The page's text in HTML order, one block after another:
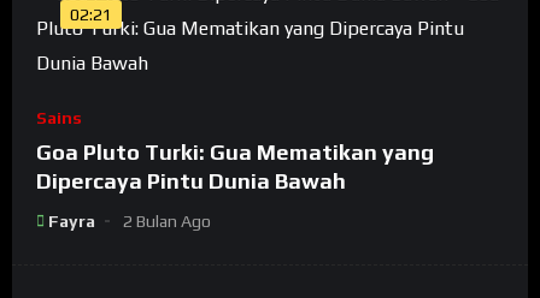
02:21
Sains
Goa Pluto Turki: Gua Mematikan yang
Dipercaya Pintu Dunia Bawah
Fayra 2 Bulan Ago